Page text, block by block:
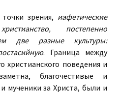
зрения, иафетические
постепенно
две разные культуры:
. Граница между
христианского поведения и
благочестивые и
мученики за Христа, были и